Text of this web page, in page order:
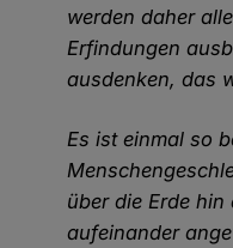
werden daher
Erfindungen
ausdenken, das
Es ist einmal so
über die Erde hin
aufeinander